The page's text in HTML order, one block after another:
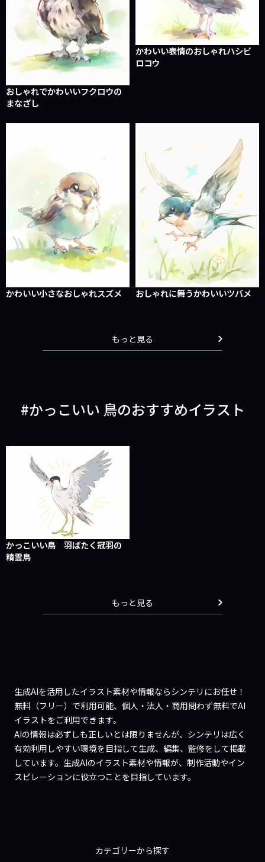
おしゃれでかわいいフクロウの
まなざし
かわいい表情のおしゃれハシビ
ロコウ
かわいい小さなおしゃれスズメ おしゃれに舞うかわいいツバメ
もっと見る
かっこいい 鳥のおすすめイラスト
かっこいい鳥 羽ばたく冠羽の
精霊鳥
もっと見る
生成AIを活用したイラスト素材や情報ならシンテリにお任せ！
無料（フリー）で利用可能、個人・法人・商用問わず無料でAI
イラストをご利用できます。
AIの情報は必ずしも正しいとは限りませんが、シンテリは広く
有効利用しやすい環境を目指して生成、編集、監修をして掲載
しています。生成AIのイラスト素材や情報が、制作活動やイン
スピレーションに役立つことを目指しています。
カテゴリーから探す